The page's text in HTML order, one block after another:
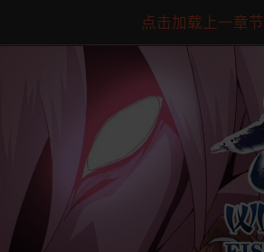
点击加载上一章节